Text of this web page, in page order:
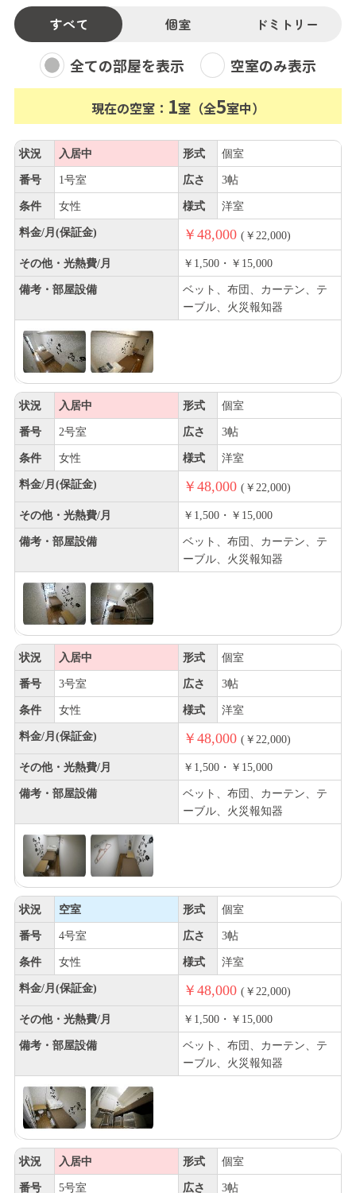
すべて 個室 ドミトリー
全ての部屋を表示 空室のみ表示
現在の空室： 1室（全5室中）
状況 入居中 形式 個室
番号 1号室 広さ 3帖
条件 女性 様式 洋室
料金/月(保証金) ￥48,000 (￥22,000)
その他・光熱費/月 ￥1,500・￥15,000
備考・部屋設備
ベット、布団、カーテン、テ
ーブル、火災報知器
状況 入居中 形式 個室
番号 2号室 広さ 3帖
条件 女性 様式 洋室
料金/月(保証金) ￥48,000 (￥22,000)
その他・光熱費/月 ￥1,500・￥15,000
備考・部屋設備
ベット、布団、カーテン、テ
ーブル、火災報知器
状況 入居中 形式 個室
番号 3号室 広さ 3帖
条件 女性 様式 洋室
料金/月(保証金) ￥48,000 (￥22,000)
その他・光熱費/月 ￥1,500・￥15,000
備考・部屋設備
ベット、布団、カーテン、テ
ーブル、火災報知器
状況 空室 形式 個室
番号 4号室 広さ 3帖
条件 女性 様式 洋室
料金/月(保証金) ￥48,000 (￥22,000)
その他・光熱費/月 ￥1,500・￥15,000
備考・部屋設備
ベット、布団、カーテン、テ
ーブル、火災報知器
状況 入居中 形式 個室
番号 5号室 広さ 3帖